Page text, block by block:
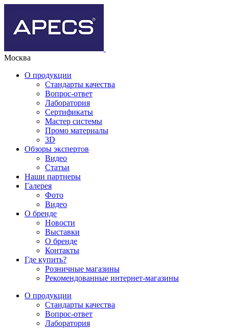
Москва
О продукции
Стандарты качества
Вопрос-ответ
Лаборатория
Сертификаты
Мастер системы
Промо материалы
3D
Обзоры экспертов
Видео
Статьи
Наши партнеры
Галерея
Фото
Видео
О бренде
Новости
Выставки
О бренде
Контакты
Где купить?
Розничные магазины
Рекомендованные интернет-магазины
О продукции
Стандарты качества
Вопрос-ответ
Лаборатория